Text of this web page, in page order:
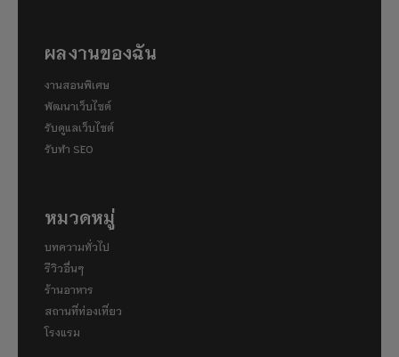
ผลงานของฉัน
งานสอนพิเศษ
พัฒนาเว็บไซต์
รับดูแลเว็บไซต์
รับทำ SEO
หมวดหมู่
บทความทั่วไป
รีวิวอื่นๆ
ร้านอาหาร
สถานที่ท่องเที่ยว
โรงแรม